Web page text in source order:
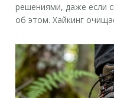
решениями, даже если
об этом. Хайкинг